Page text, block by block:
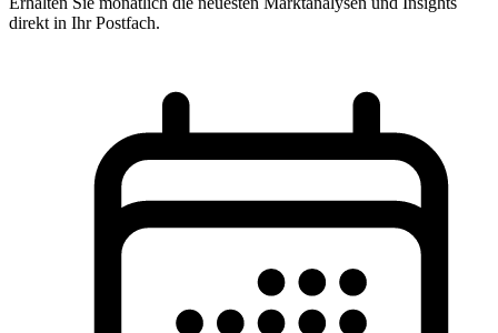
direkt in Ihr Postfach.